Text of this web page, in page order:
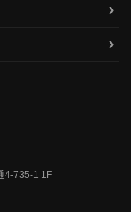
4-735-1 1F